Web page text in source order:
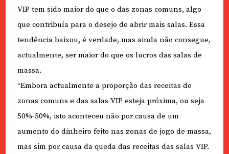
VIP tem sido maior do que o das zonas comuns, algo
que contribuía para o desejo de abrir mais salas. Essa
tendência baixou, é verdade, mas ainda não consegue,
actualmente, ser maior do que os lucros das salas de
massa.
“Embora actualmente a proporção das receitas de
zonas comuns e das salas VIP esteja próxima, ou seja
50%-50%, isto aconteceu não por causa de um
aumento do dinheiro feito nas zonas de jogo de massa,
mas sim por causa da queda das receitas das salas VIP.